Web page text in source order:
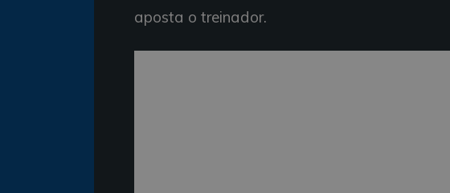
aposta o treinador.